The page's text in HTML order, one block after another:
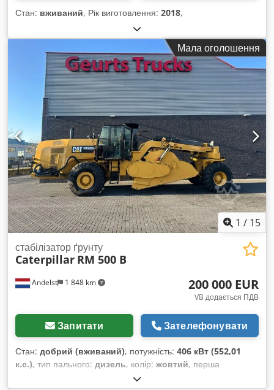
Стан: вживаний, Рік виготовлення: 2018,
Мала оголошення
1 / 15
Andelst 1 848 km
стабілізатор ґрунту
Caterpillar RM 500 B
200 000 EUR
VB додається ПДВ
Запитати Зателефонувати
Стан: добрий (вживаний), потужність: 406 кВт (552,01
к.с.), тип пального: дизель, колір: жовтий, перша
, Рік виготовлення: